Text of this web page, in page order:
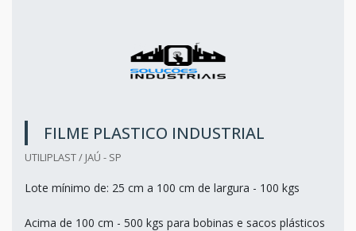
FILME PLASTICO INDUSTRIAL
UTILIPLAST / JAÚ - SP
Lote mínimo de: 25 cm a 100 cm de largura - 100 kgs
Acima de 100 cm - 500 kgs para bobinas e sacos plásticos